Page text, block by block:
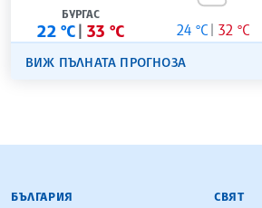
БУРГАС
22 °C 33 °C 24 °C 32 °C
ВИЖ ПЪЛНАТА ПРОГНОЗА
БЪЛГАРСКА
БЪЛГАРИЯ СВЯТ